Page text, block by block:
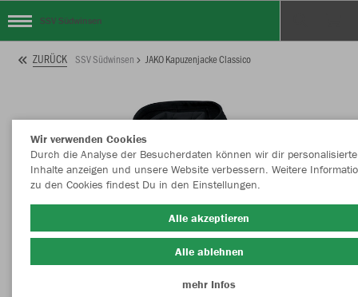
SSV Südwinsen
ZURÜCK SSV Südwinsen JAKO Kapuzenjacke Classico
Wir verwenden Cookies
Durch die Analyse der Besucherdaten können wir dir personalisierte
Inhalte anzeigen und unsere Website verbessern. Weitere
zu den Cookies findest Du in den Einstellungen.
Alle akzeptieren
Alle ablehnen
mehr Infos